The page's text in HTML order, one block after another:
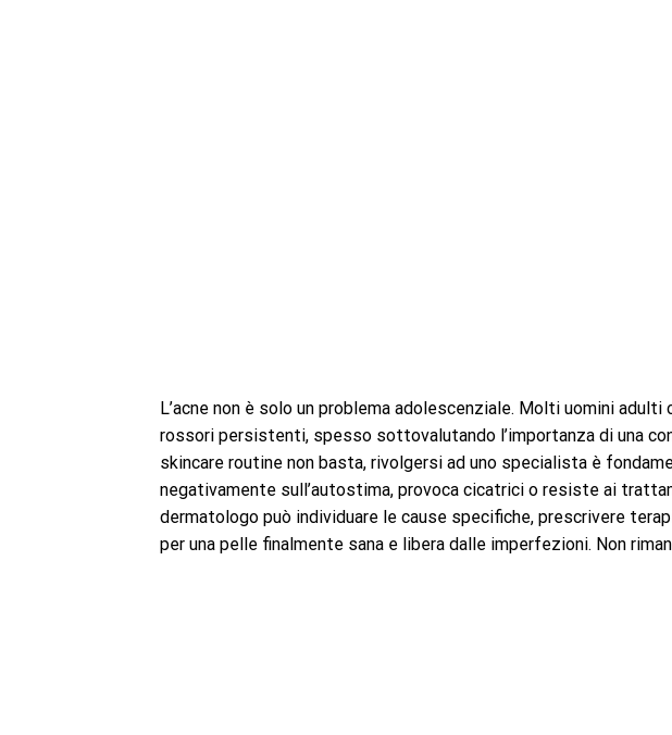
L’acne non è solo un problema adolescenziale. Molti uomini
rossori persistenti, spesso sottovalutando l’importanza di una
skincare routine non basta, rivolgersi ad uno specialista è
negativamente sull’autostima, provoca cicatrici o resiste ai
dermatologo può individuare le cause specifiche, prescrivere
per una pelle finalmente sana e libera dalle imperfezioni. Non